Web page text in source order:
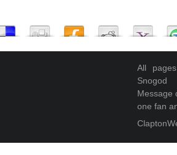
All
Snogod
Message
one fan